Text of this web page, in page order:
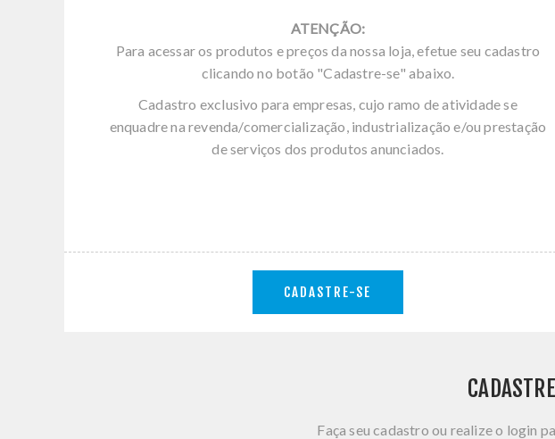
ATENÇÃO:
Para acessar os produtos e preços da nossa loja, efetue seu cadastro
clicando no botão "Cadastre-se" abaixo.
Cadastro exclusivo para empresas, cujo ramo de atividade se
enquadre na revenda/comercialização, industrialização e/ou prestação
de serviços dos produtos anunciados.
CADASTRE-SE
Faça seu cadastro ou realize o login